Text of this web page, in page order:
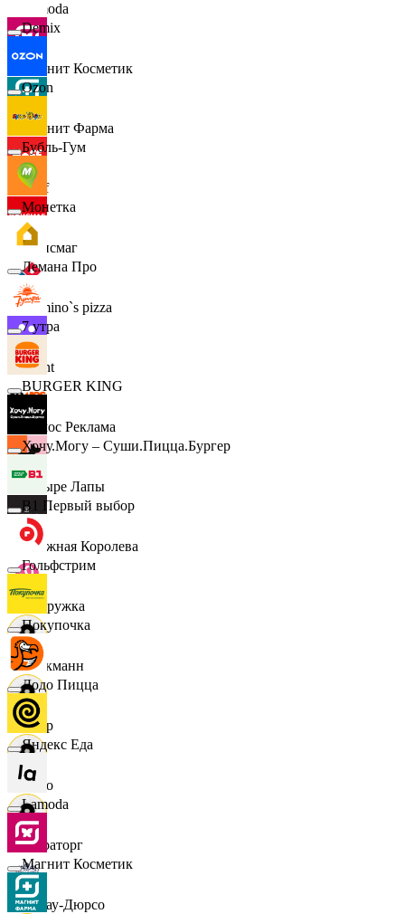
Lamoda
Магнит Косметик
Магнит Фарма
Hoff
Офисмаг
Domino`s pizza
Urent
Эдмос Реклама
Четыре Лапы
Снежная Королева
Подружка
Стокманн
Cпар
demo
Мираторг
Абрау-Дюрсо
Demix
Ozon
Бубль-Гум
Монетка
Лемана Про
7 утра
BURGER KING
Хочу.Могу – Суши.Пицца.Бургер
B1 Первый выбор
Гольфстрим
Покупочка
Додо Пицца
Яндекс Еда
Lamoda
Магнит Косметик